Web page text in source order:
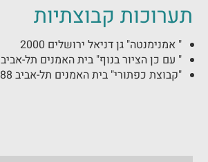
תערוכות קבוצתיות
" אמנימנטה" גן דניאל ירושלים 2000
" עם כן הציור בנוף" בית האמנים תל-אביב 1991
"קבוצת כפתורי" בית האמנים תל-אביב 1988